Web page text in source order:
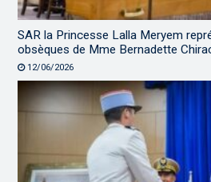
SAR la Princesse Lalla Meryem
obsèques de Mme Bernadette
12/06/2026